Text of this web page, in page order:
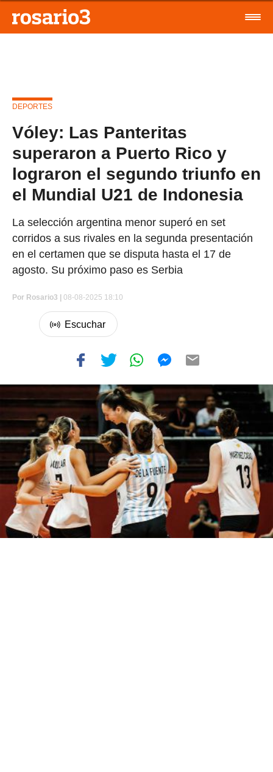
DEPORTES
Vóley: Las Panteritas
superaron a Puerto Rico y
lograron el segundo triunfo en
el Mundial U21 de Indonesia
La selección argentina menor superó en set
corridos a sus rivales en la segunda presentación
en el certamen que se disputa hasta el 17 de
agosto. Su próximo paso es Serbia
Por Rosario3 | 08-08-2025 18:10